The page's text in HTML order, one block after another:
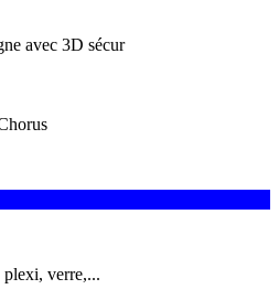
avec 3D sécur
plexi, verre,...